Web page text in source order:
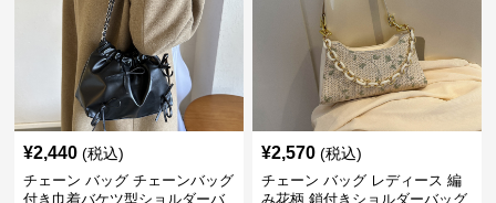
¥2,440 (税込)
チェーン バッグ チェーンバッグ
付き巾着バケツ型ショルダーバ
¥2,570 (税込)
チェーン バッグ レディース 編
み花柄 鎖付きショルダーバッグ